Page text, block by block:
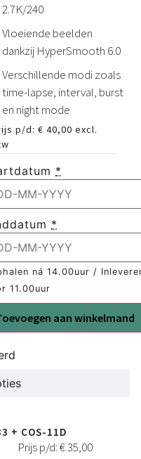
2.7K/240
Vloeiende beelden
dankzij HyperSmooth 6.0
Verschillende modi zoals
time-lapse, interval, burst
en night mode
p/d: € 40,00 excl.
*
*
ná 14.00uur /
11.00uur
aan winkelmand
+ COS-11D
Prijs p/d:€35,00